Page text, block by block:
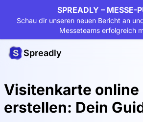
SPREADLY – MESSE-
Schau dir unseren neuen Bericht an
Messeteams erfolgreich
Spreadly
Visitenkarte online
erstellen: Dein